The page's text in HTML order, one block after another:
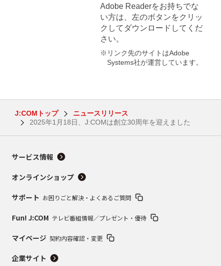
Adobe Readerをお持ちでな
い方は、左のボタンをクリッ
クしてダウンロードしてくだ
さい。
※リンク先のサイトはAdobe
Systems社が運営しています。
J:COMトップ
ニュースリリース
2025年1月18日、J:COMは創立30周年を迎えました
サービス情報
オンラインショップ
サポート お困りごと解決・よくあるご質問
Fun! J:COM テレビ番組情報／プレゼント・優待
マイページ 契約内容確認・変更
企業サイト